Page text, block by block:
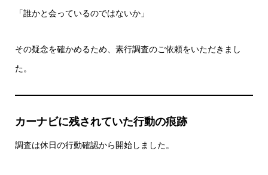
「誰かと会っているのではないか」
その疑念を確かめるため、素行調査のご依頼をいただきまし
た。
カーナビに残されていた行動の痕跡
調査は休日の行動確認から開始しました。